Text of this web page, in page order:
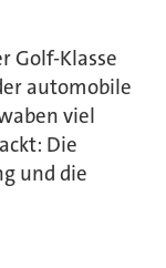
Golf-Klasse
automobile
viel
Die
und die